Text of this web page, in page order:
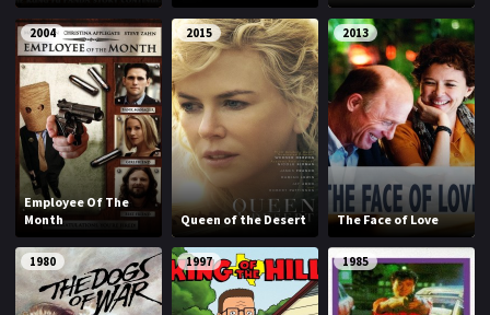
2004
Employee Of The
Month
2015
Queen of the Desert
2013
The Face of Love
1980 1997 1985